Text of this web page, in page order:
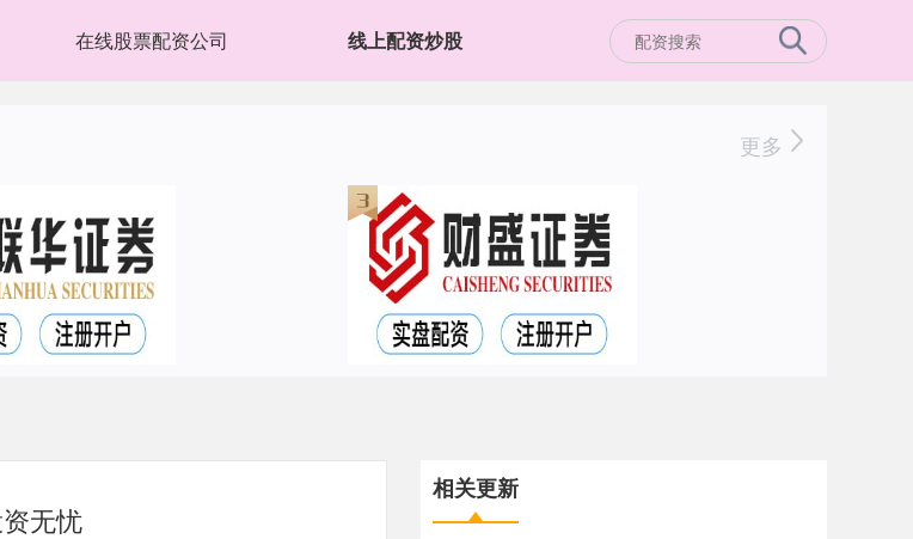
在线股票配资公司 线上配资炒股
更多
无忧
相关更新